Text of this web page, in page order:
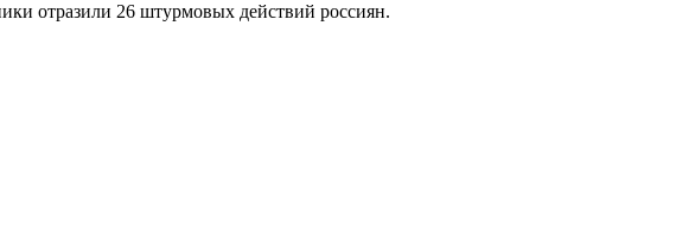
отразили 26 штурмовых действий россиян.